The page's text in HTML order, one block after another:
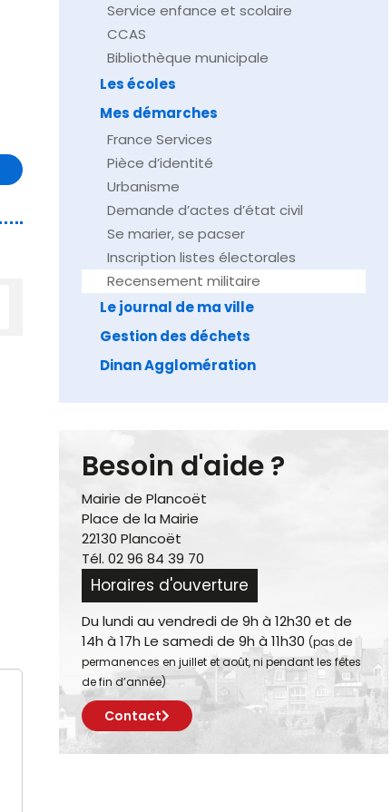
Service enfance et scolaire
CCAS
Bibliothèque municipale
Les écoles
Mes démarches
France Services
Pièce d’identité
Urbanisme
Demande d’actes d’état civil
Se marier, se pacser
Inscription listes électorales
Recensement militaire
Le journal de ma ville
Gestion des déchets
Dinan Agglomération
Besoin d'aide ?
Mairie de Plancoët
Place de la Mairie
22130 Plancoët
Tél. 02 96 84 39 70
Horaires d'ouverture
Du lundi au vendredi de 9h à 12h30 et de
14h à 17h Le samedi de 9h à 11h30 (pas de
permanences en juillet et août, ni pendant les fêtes
de fin d’année)
Contact